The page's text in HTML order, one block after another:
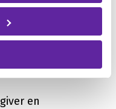
indsatser
sikre. Og vi
godt i
en